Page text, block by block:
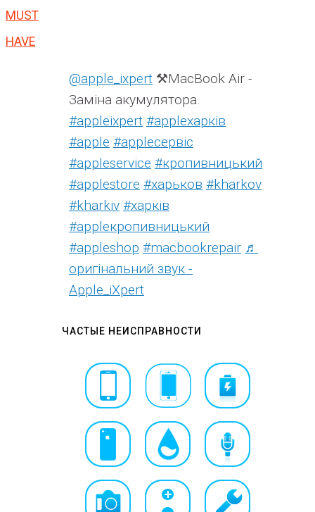
MUST
HAVE
@apple_ixpert ⚒️MacBook Air -
Заміна акумулятора.
#appleixpert #аррleхарків
#apple #аррleсервіс
#appleservice #кропивницький
#applestore #харьков #kharkov
#kharkiv #харків
#appleкропивницький
#appleshop #macbookrepair ♬
оригінальний звук -
Apple_iXpert
ЧАСТЫЕ НЕИСПРАВНОСТИ